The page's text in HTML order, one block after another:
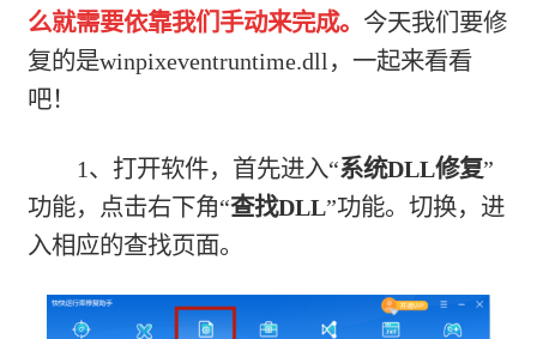
么就需要依靠我们手动来完成。 今天我们要修
复的是winpixeventruntime.dll，一起来看看
吧！
1、打开软件，首先进入“系统DLL修复”
功能，点击右下角“查找DLL”功能。切换，进
入相应的查找页面。